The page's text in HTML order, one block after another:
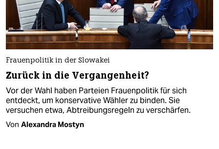
Frauenpolitik in der Slowakei
Zurück in die Vergangenheit?
Vor der Wahl haben Parteien Frauenpolitik für sich
entdeckt, um konservative Wähler zu binden. Sie
versuchen etwa, Abtreibungsregeln zu verschärfen.
Von Alexandra Mostyn